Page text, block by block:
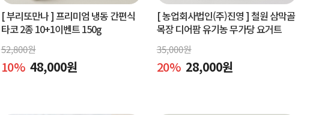
[ 부리또만나 ]프리미엄 냉동 간편식
타코 2종 10+1이벤트 150g
52,800원
10% 48,000원
[ 농업회사법인(주)진영 ] 철원 삼막골
목장 디어팜 유기농 무가당 요거트
35,000원
20% 28,000원